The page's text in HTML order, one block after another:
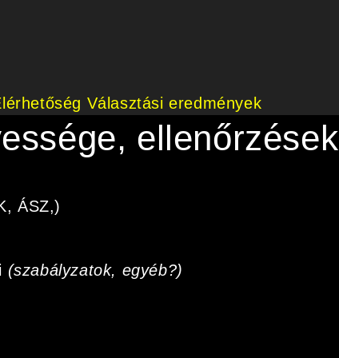
Választási eredmények
ellenőrzések
ÁSZ,)
(szabályzatok, egyéb?)